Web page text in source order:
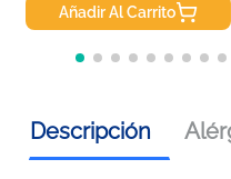
Añadir Al Carrito
Descripción